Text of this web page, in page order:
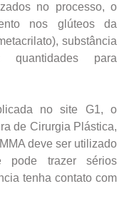
no processo, o
nos glúteos da
substância
para
no site G1, o
de Cirurgia Plástica,
deve ser utilizado
pode trazer sérios
tenha contato com